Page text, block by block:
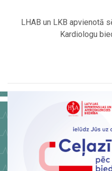
LHAB un LKB apvienotā
Kardiologu